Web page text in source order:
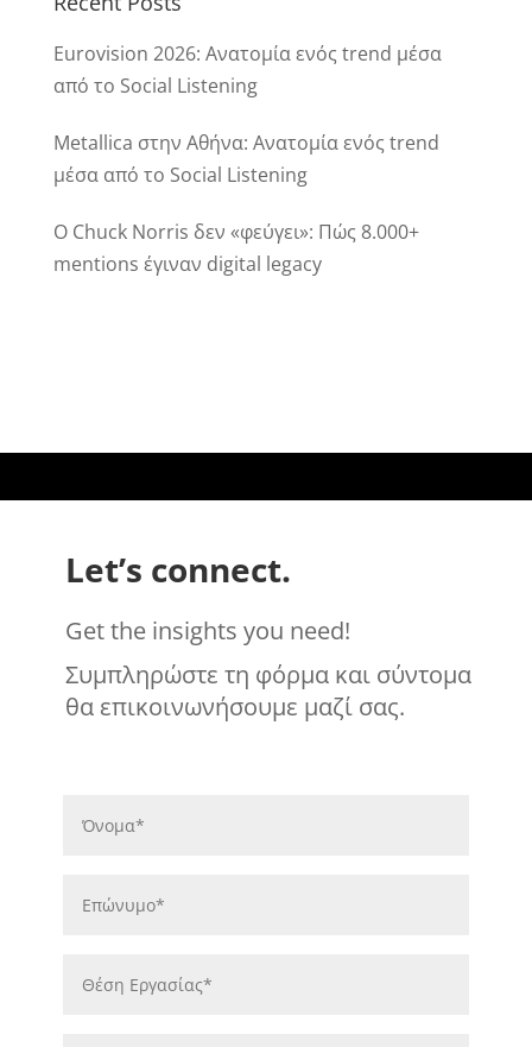
Eurovision 2026: Ανατομία ενός trend μέσα
από το Social Listening
Metallica στην Αθήνα: Ανατομία ενός trend
μέσα από το Social Listening
Ο Chuck Norris δεν «φεύγει»: Πώς 8.000+
mentions έγιναν digital legacy
Let’s connect.
Get the insights you need!
Συμπληρώστε τη φόρμα και σύντομα
θα επικοινωνήσουμε μαζί σας.